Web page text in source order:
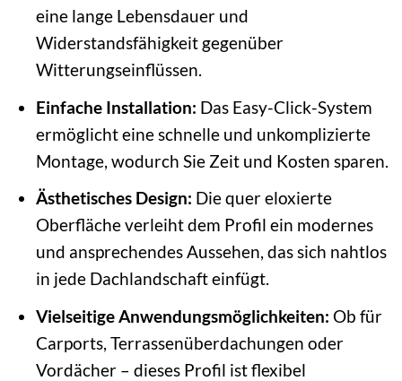
eine lange Lebensdauer und
Widerstandsfähigkeit gegenüber
Witterungseinflüssen.
Einfache Installation: Das Easy-Click-System
ermöglicht eine schnelle und unkomplizierte
Montage, wodurch Sie Zeit und Kosten sparen.
Ästhetisches Design: Die quer eloxierte
Oberfläche verleiht dem Profil ein modernes
und ansprechendes Aussehen, das sich nahtlos
in jede Dachlandschaft einfügt.
Vielseitige Anwendungsmöglichkeiten: Ob für
Carports, Terrassenüberdachungen oder
Vordächer – dieses Profil ist flexibel